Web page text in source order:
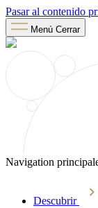
Pasar al contenido
Menú Cerrar
Navigation
Descubrir